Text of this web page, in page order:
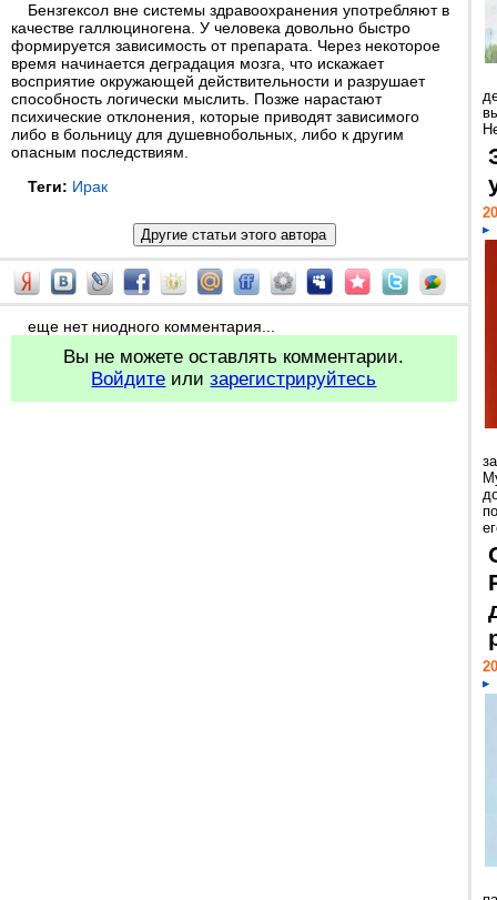
Бензгексол вне системы здравоохранения употребляют в
качестве галлюциногена. У человека довольно быстро
формируется зависимость от препарата. Через некоторое
время начинается деградация мозга, что искажает
восприятие окружающей действительности и разрушает
способность логически мыслить. Позже нарастают
психические отклонения, которые приводят зависимого
либо в больницу для душевнобольных, либо к другим
опасным последствиям.
Теги: Ирак
еще нет ниодного комментария...
Вы не можете оставлять комментарии.
Войдите илизарегистрируйтесь